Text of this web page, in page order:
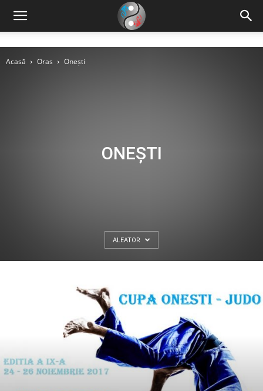
Acasă Oras Onești
ONEȘTI
ALEATOR